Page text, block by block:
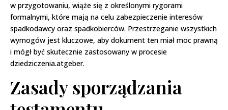
w przygotowaniu, wiąże się z określonymi rygorami
formalnymi, które mają na celu zabezpieczenie interesów
spadkodawcy oraz spadkobierców. Przestrzeganie wszystkich
wymogów jest kluczowe, aby dokument ten miał moc prawną
i mógł być skutecznie zastosowany w procesie
dziedziczenia.atgeber.
Zasady sporządzania